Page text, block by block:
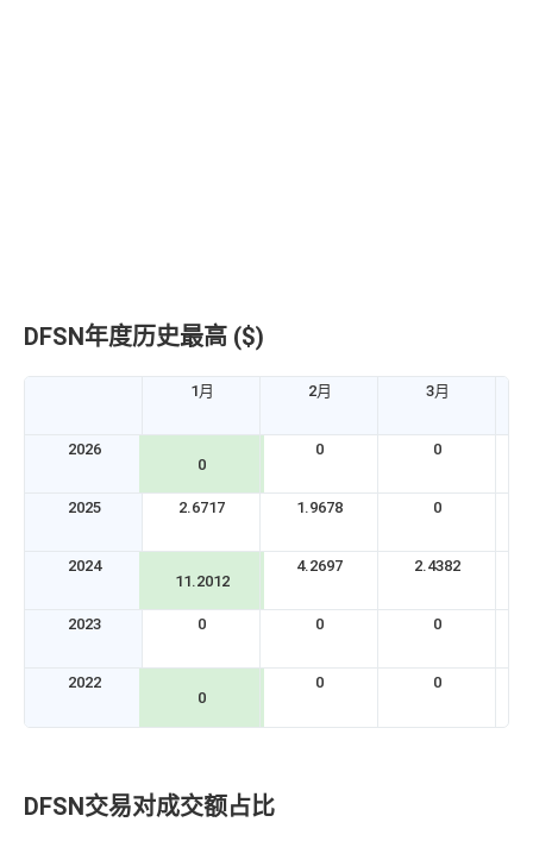
DFSN年度历史最高 ($)
1月 2月 3月
2026
0
0 0
2025 2.6717 1.9678 0
2024
11.2012
4.2697 2.4382
2023 0 0 0
2022
0
0 0
DFSN交易对成交额占比